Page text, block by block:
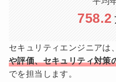
758.2
セキュリティエンジニアは
や評価、セキュリティ対策
でを担当します。